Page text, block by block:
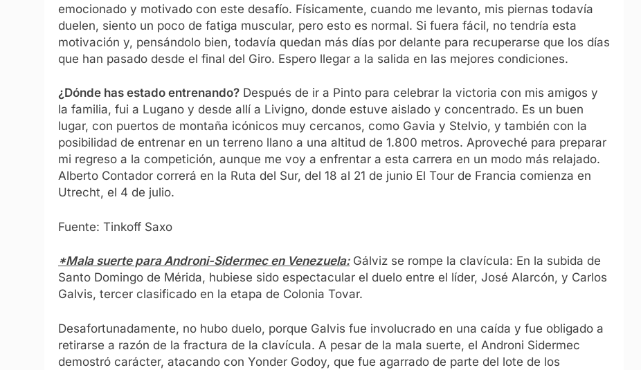
emocionado y motivado con este desafío. Físicamente, cuando me levanto, mis piernas todavía
duelen, siento un poco de fatiga muscular, pero esto es normal. Si fuera fácil, no tendría esta
motivación y, pensándolo bien, todavía quedan más días por delante para recuperarse que los días
que han pasado desde el final del Giro. Espero llegar a la salida en las mejores condiciones.
¿Dónde has estado entrenando? Después de ir a Pinto para celebrar la victoria con mis amigos y
la familia, fui a Lugano y desde allí a Livigno, donde estuve aislado y concentrado. Es un buen
lugar, con puertos de montaña icónicos muy cercanos, como Gavia y Stelvio, y también con la
posibilidad de entrenar en un terreno llano a una altitud de 1.800 metros. Aproveché para preparar
mi regreso a la competición, aunque me voy a enfrentar a esta carrera en un modo más relajado.
Alberto Contador correrá en la Ruta del Sur, del 18 al 21 de junio El Tour de Francia comienza en
Utrecht, el 4 de julio.
Fuente: Tinkoff Saxo
*Mala suerte para Androni-Sidermec en Venezuela:Gálviz se rompe la clavícula: En la subida de
Santo Domingo de Mérida, hubiese sido espectacular el duelo entre el líder, José Alarcón, y Carlos
Galvis, tercer clasificado en la etapa de Colonia Tovar.
Desafortunadamente, no hubo duelo, porque Galvis fue involucrado en una caída y fue obligado a
retirarse a razón de la fractura de la clavícula. A pesar de la mala suerte, el Androni Sidermec
demostró carácter, atacando con Yonder Godoy, que fue agarrado de parte del lote de los